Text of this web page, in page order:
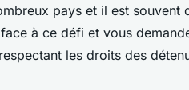
pays et il est
à ce défi et vous
les droits des